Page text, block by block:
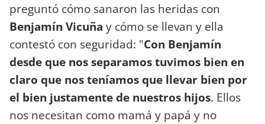
preguntó cómo sanaron las heridas con
Benjamín Vicuña y cómo se llevan y ella
contestó con seguridad: "Con Benjamín
desde que nos separamos tuvimos bien en
claro que nos teníamos que llevar bien por
el bien justamente de nuestros hijos. Ellos
nos necesitan como mamá y papá y no